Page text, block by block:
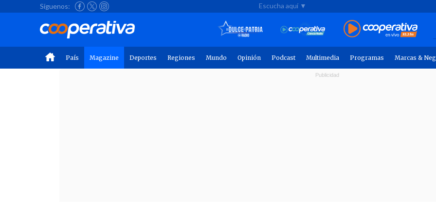
Síguenos: Escucha aquí ▼
País Magazine Deportes Regiones Mundo Opinión Podcast Multimedia Programas Marcas &